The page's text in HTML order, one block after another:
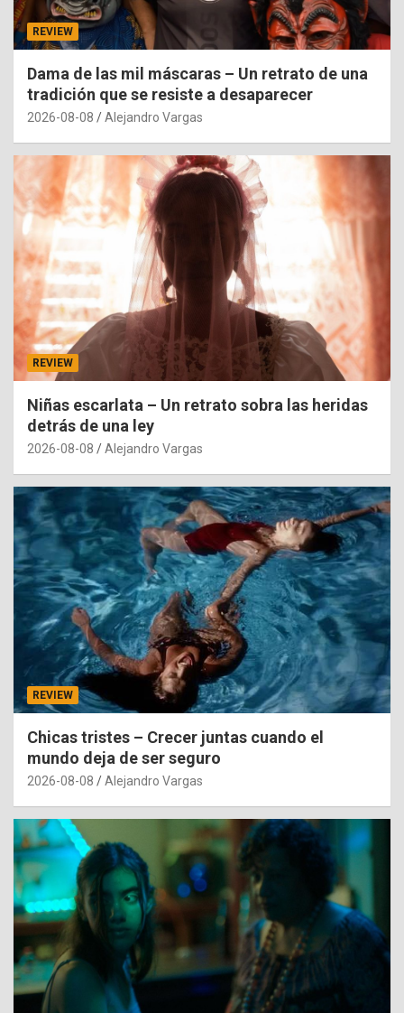
REVIEW
Dama de las mil máscaras – Un retrato de una
tradición que se resiste a desaparecer
2026-08-08 Alejandro Vargas
REVIEW
Niñas escarlata – Un retrato sobra las heridas
detrás de una ley
2026-08-08 Alejandro Vargas
REVIEW
Chicas tristes – Crecer juntas cuando el
mundo deja de ser seguro
2026-08-08 Alejandro Vargas